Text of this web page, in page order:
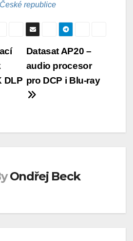
republice
Datasat AP20 –
audio procesor
pro DCP i Blu-ray
DLP
Ondřej Beck